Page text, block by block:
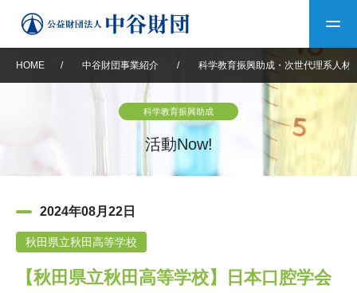
中谷財団について
設立趣意書
沿革 40年史デジタルブック
中谷財団事業紹介
神戸賞 長期大型研究助成
中谷財団動画紹介
その他情報
HOME / 中谷財団事業紹介 / 科学教育振興助成・次世代理系人材
科学教育振興助成
活動Now!
2024年08月22日
秋田県立秋田高等学校
【秋田県立秋田高等学校】日本口腔学会